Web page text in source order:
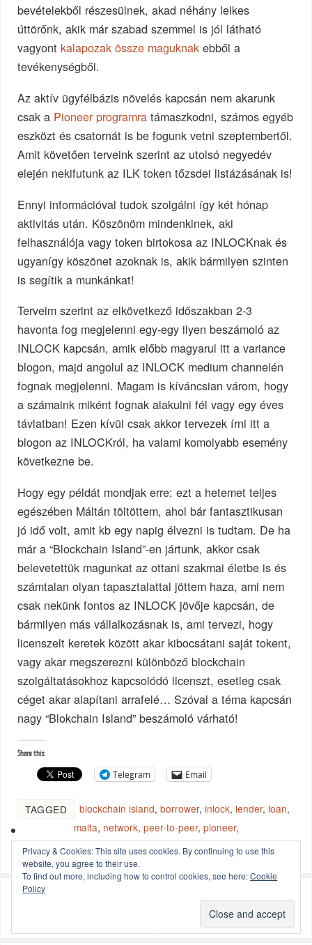
bevételekből részesülnek, akad néhány lelkes
úttörőnk, akik már szabad szemmel is jól látható
vagyont kalapozak össze maguknak ebből a
tevékenységből.
Az aktív ügyfélbázis növelés kapcsán nem akarunk
csak a Pioneer programra támaszkodni, számos egyéb
eszközt és csatornát is be fogunk vetni szeptembertől.
Amit követően terveink szerint az utolsó negyedév
elején nekifutunk az ILK token tőzsdei listázásának is!
Ennyi információval tudok szolgálni így két hónap
aktivitás után. Köszönöm mindenkinek, aki
felhasználója vagy token birtokosa az INLOCKnak és
ugyanígy köszönet azoknak is, akik bármilyen szinten
is segítik a munkánkat!
Terveim szerint az elkövetkező időszakban 2-3
havonta fog megjelenni egy-egy ilyen beszámoló az
INLOCK kapcsán, amik előbb magyarul itt a variance
blogon, majd angolul az INLOCK medium channelén
fognak megjelenni. Magam is kíváncsian várom, hogy
a számaink miként fognak alakulni fél vagy egy éves
távlatban! Ezen kívül csak akkor tervezek írni itt a
blogon az INLOCKról, ha valami komolyabb esemény
következne be.
Hogy egy példát mondjak erre: ezt a hetemet teljes
egészében Máltán töltöttem, ahol bár fantasztikusan
jó idő volt, amit kb egy napig élvezni is tudtam. De ha
már a “Blockchain Island”-en jártunk, akkor csak
belevetettük magunkat az ottani szakmai életbe is és
számtalan olyan tapasztalattal jöttem haza, ami nem
csak nekünk fontos az INLOCK jövője kapcsán, de
bármilyen más vállalkozásnak is, ami tervezi, hogy
licenszelt keretek között akar kibocsátani saját tokent,
vagy akar megszerezni különböző blockchain
szolgáltatásokhoz kapcsolódó licenszt, esetleg csak
céget akar alapítani arrafelé… Szóval a téma kapcsán
nagy “Blokchain Island” beszámoló várható!
Share this:
Telegram Email
TAGGED blockchain island,borrower,inlock, lender, loan,
malta, network,peer-to-peer,pioneer,
portfolioblogger.BOOKMARK THEPERMALINK .
«A Bitcoin újra átütötte
A blockchainnel mindent
el lehet adni?
Privacy & Cookies: This site uses cookies. By continuing to use this
website, you agree to their use.
To find out more, including how to control cookies, see here:Cookie
Policy